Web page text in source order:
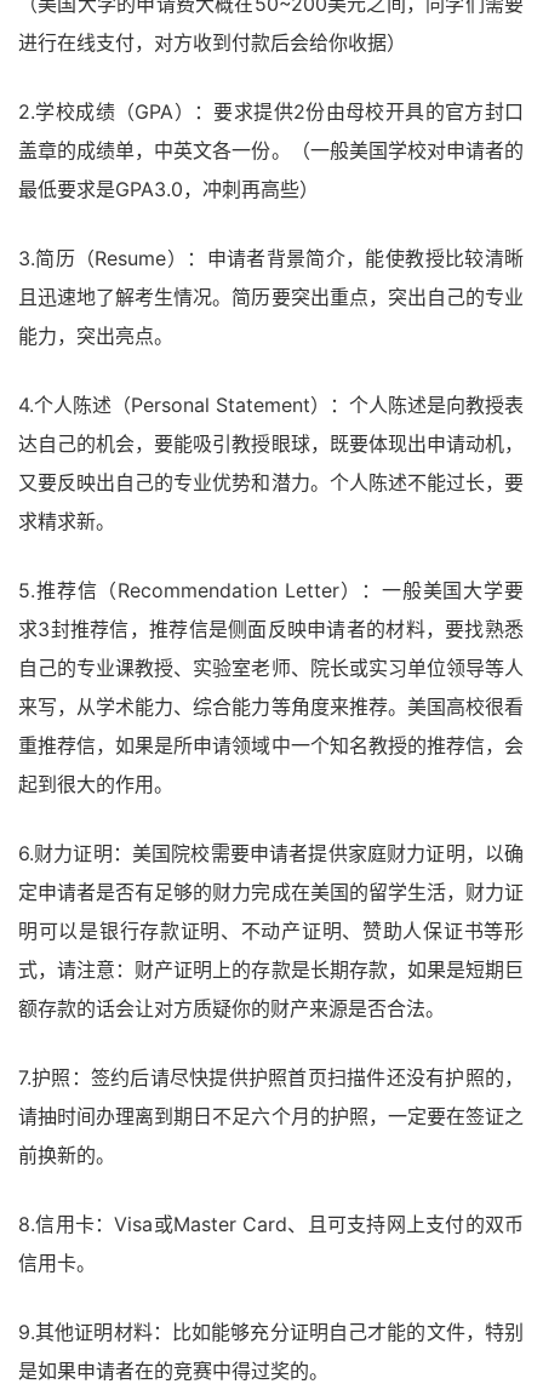
进行在线支付，对方收到付款后会给你收据）
2.学校成绩（GPA）：要求提供2份由母校开具的官方封口
盖章的成绩单，中英文各一份。（一般美国学校对申请者的
最低要求是GPA3.0，冲刺再高些）
3.简历（Resume）：申请者背景简介，能使教授比较清晰
且迅速地了解考生情况。简历要突出重点，突出自己的专业
能力，突出亮点。
4.个人陈述（Personal Statement）：个人陈述是向教授表
达自己的机会，要能吸引教授眼球，既要体现出申请动机，
又要反映出自己的专业优势和潜力。个人陈述不能过长，要
求精求新。
5.推荐信（Recommendation Letter）：一般美国大学要
求3封推荐信，推荐信是侧面反映申请者的材料，要找熟悉
自己的专业课教授、实验室老师、院长或实习单位领导等人
来写，从学术能力、综合能力等角度来推荐。美国高校很看
重推荐信，如果是所申请领域中一个知名教授的推荐信，会
起到很大的作用。
6.财力证明：美国院校需要申请者提供家庭财力证明，以确
定申请者是否有足够的财力完成在美国的留学生活，财力证
明可以是银行存款证明、不动产证明、赞助人保证书等形
式，请注意：财产证明上的存款是长期存款，如果是短期巨
额存款的话会让对方质疑你的财产来源是否合法。
7.护照：签约后请尽快提供护照首页扫描件还没有护照的，
请抽时间办理离到期日不足六个月的护照，一定要在签证之
前换新的。
8.信用卡：Visa或Master Card、且可支持网上支付的双币
信用卡。
9.其他证明材料：比如能够充分证明自己才能的文件，特别
是如果申请者在的竞赛中得过奖的。